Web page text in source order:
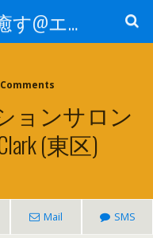
エステサロンで癒す@エステ～全国エステ情報
Comments
ョンサロン
(東区)
Mail SMS